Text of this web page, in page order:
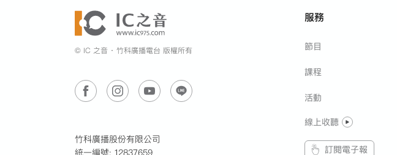
© IC 之音 ‧ 竹科廣播電台 版權所有
竹科廣播股份有限公司
統一編號: 12837659
服務
節目
課程
活動
線上收聽
訂閱電子報